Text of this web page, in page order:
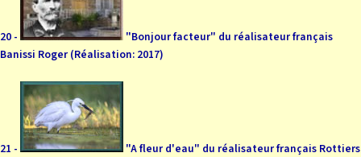
20 -
"Bonjour facteur" du réalisateur français
Banissi Roger (Réalisation: 2017)
21 -
"A fleur d'eau" du réalisateur français Rottiers